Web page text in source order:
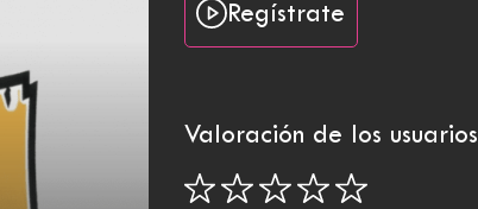
Regístrate
Valoración de los usuarios